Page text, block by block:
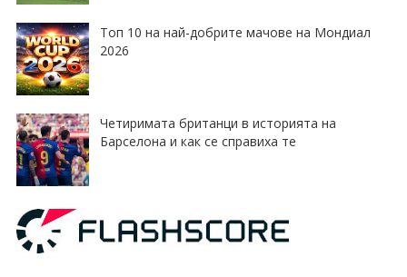
Топ 10 на най-добрите мачове на Мондиал
2026
Четиримата британци в историята на
Барселона и как се справиха те